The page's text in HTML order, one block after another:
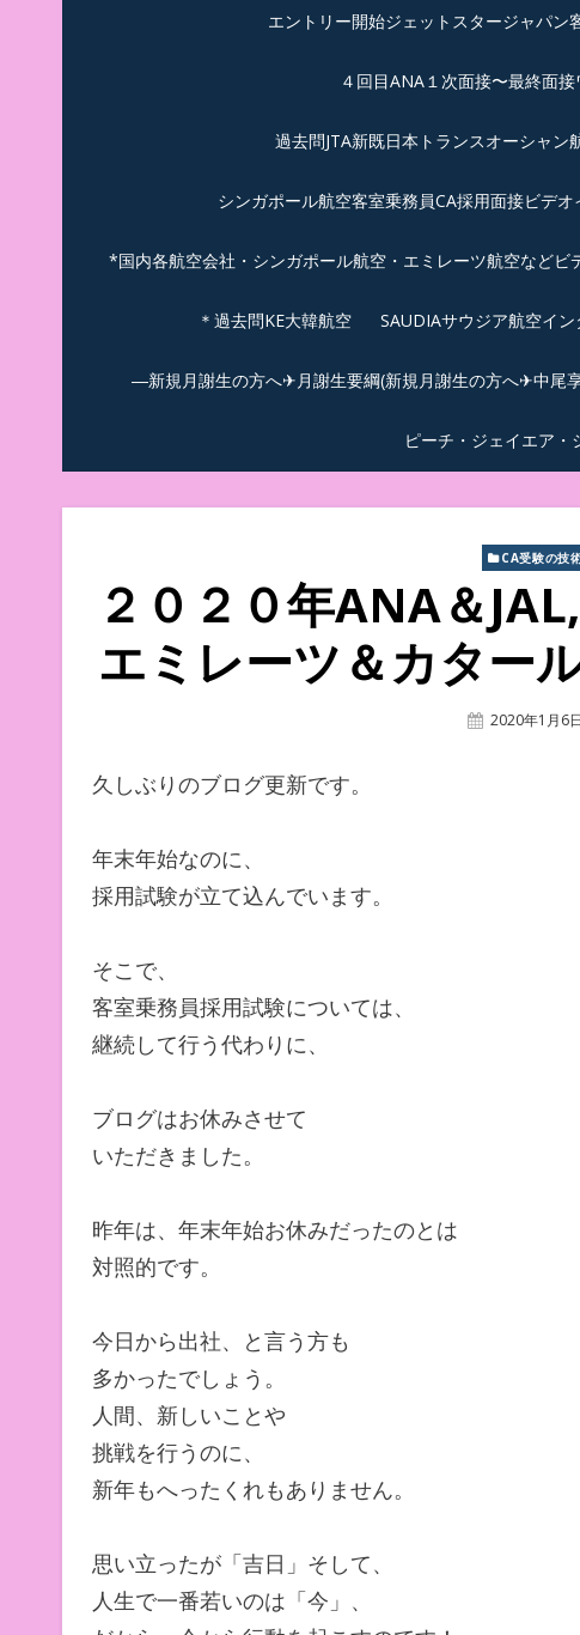
エントリー開始ジェットスタージャパン
４回目ANA１次面接〜最終面
過去問JTA新既日本トランスオーシャン
シンガポール航空客室乗務員CA採用面接ビデオ
*国内各航空会社・シンガポール航空・エミレーツ航空などビ
＊過去問KE大韓航空 SAUDIAサウジア航空イ
―新規月謝生の方へ✈月謝生要綱(新規月謝生の方へ✈中尾
ピーチ・ジェイエア
CA受験の技
２０２０年ANA＆
エミレーツ＆カター
Posted
2020年1月6
久しぶりのブログ更新です。
年末年始なのに、
採用試験が立て込んでいます。
そこで、
客室乗務員採用試験については、
継続して行う代わりに、
ブログはお休みさせて
いただきました。
昨年は、年末年始お休みだったのとは
対照的です。
今日から出社、と言う方も
多かったでしょう。
人間、新しいことや
挑戦を行うのに、
新年もへったくれもありません。
思い立ったが「吉日」そして、
人生で一番若いのは「今」、